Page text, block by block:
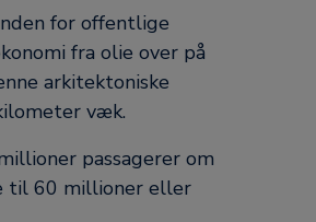
for offentlige
fra olie over på
arkitektoniske
væk.
passagerer om
til 60 millioner eller